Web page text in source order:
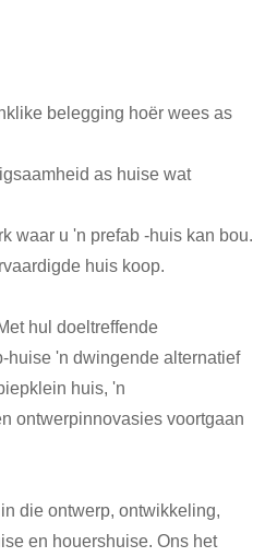
belegging hoër wees as
as huise wat
waar u 'n prefab -huis kan bou.
huis koop.
hul doeltreffende
huise 'n dwingende alternatief
huis, 'n
ontwerpinnovasies voortgaan
die ontwerp, ontwikkeling,
en houershuise. Ons het